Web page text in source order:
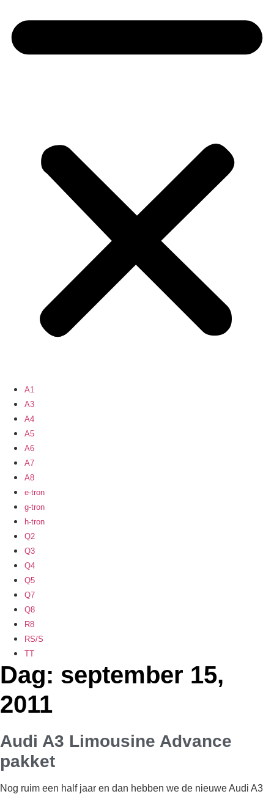
A1
A3
A4
A5
A6
A7
A8
e-tron
g-tron
h-tron
Q2
Q3
Q4
Q5
Q7
Q8
R8
RS/S
TT
Dag: september 15,
2011
Audi A3 Limousine Advance
pakket
Nog ruim een half jaar en dan hebben we de nieuwe Audi A3